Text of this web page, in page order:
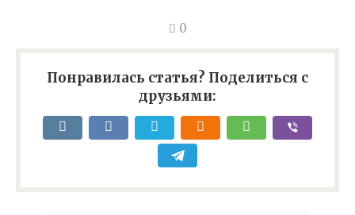
0
Понравилась статья? Поделиться с
друзьями: